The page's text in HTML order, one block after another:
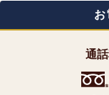
お
通